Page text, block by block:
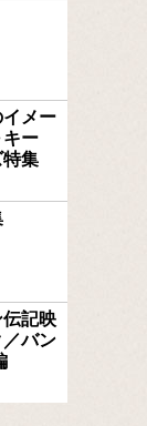
イメー
キー
特集
伝記映
バン